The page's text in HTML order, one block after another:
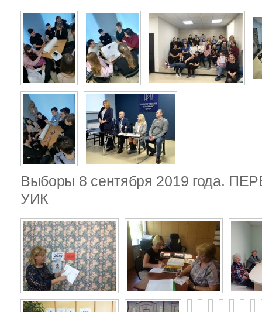
Выборы 8 сентября 2019 года.
УИК